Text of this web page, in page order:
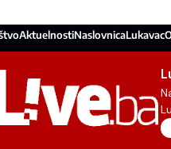
AktuelnostiNaslovnicaLukavac